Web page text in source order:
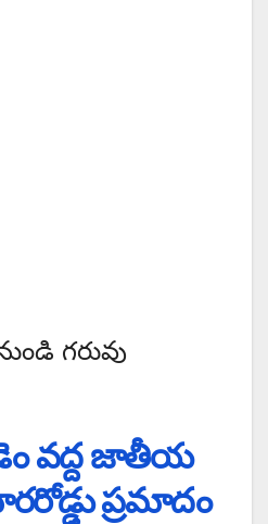
గరువు
వద్ద జాతీయ
ప్రమాదం